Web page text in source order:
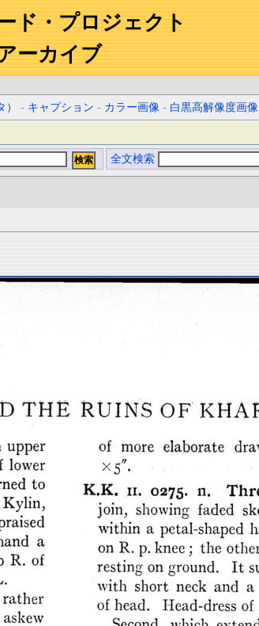
ド・プロジェクト
ーカイブ
- キャプション - カラー画像 - 白黒高解像度画像
全文検索